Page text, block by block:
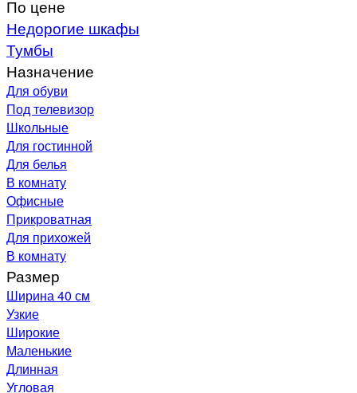
По цене
Недорогие шкафы
Тумбы
Назначение
Для обуви
Под телевизор
Школьные
Для гостинной
Для белья
В комнату
Офисные
Прикроватная
Для прихожей
В комнату
Размер
Ширина 40 см
Узкие
Широкие
Маленькие
Длинная
Угловая